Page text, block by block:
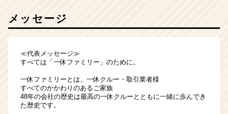
メッセージ
≪代表メッセージ≫
すべては「一休ファミリー」のために。
一休ファミリーとは、一休クルー・取引業者様
すべてのかかわりのあるご家族
48年の会社の歴史は最高の一休クルーとともに一緒に歩んでき
た歴史です。